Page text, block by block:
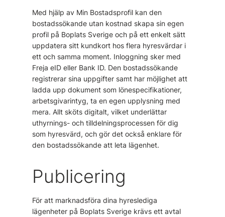
Med hjälp av Min Bostadsprofil kan den
bostadssökande utan kostnad skapa sin egen
profil på Boplats Sverige och på ett enkelt sätt
uppdatera sitt kundkort hos flera hyresvärdar i
ett och samma moment. Inloggning sker med
Freja eID eller Bank ID. Den bostadssökande
registrerar sina uppgifter samt har möjlighet att
ladda upp dokument som lönespecifikationer,
arbetsgivarintyg, ta en egen upplysning med
mera. Allt sköts digitalt, vilket underlättar
uthyrnings- och tilldelningsprocessen för dig
som hyresvärd, och gör det också enklare för
den bostadssökande att leta lägenhet.
Publicering
För att marknadsföra dina hyreslediga
lägenheter på Boplats Sverige krävs ett avtal